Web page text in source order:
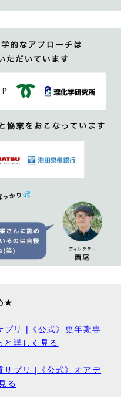
★
プリ |《公式》更年期専
と詳しく見る
サプリ |《公式》オアデ
る